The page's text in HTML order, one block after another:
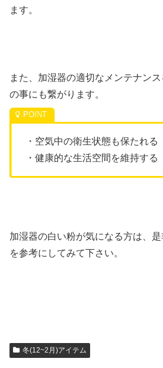
ます。
また、加湿器の適切なメンテナン
の事にも繋がります。
・空気中の衛生状態も保たれる
・健康的な生活空間を維持する
加湿器の白い粉が気になる方は、
を参考にしてみて下さい。
冬(12~2月)アイテム